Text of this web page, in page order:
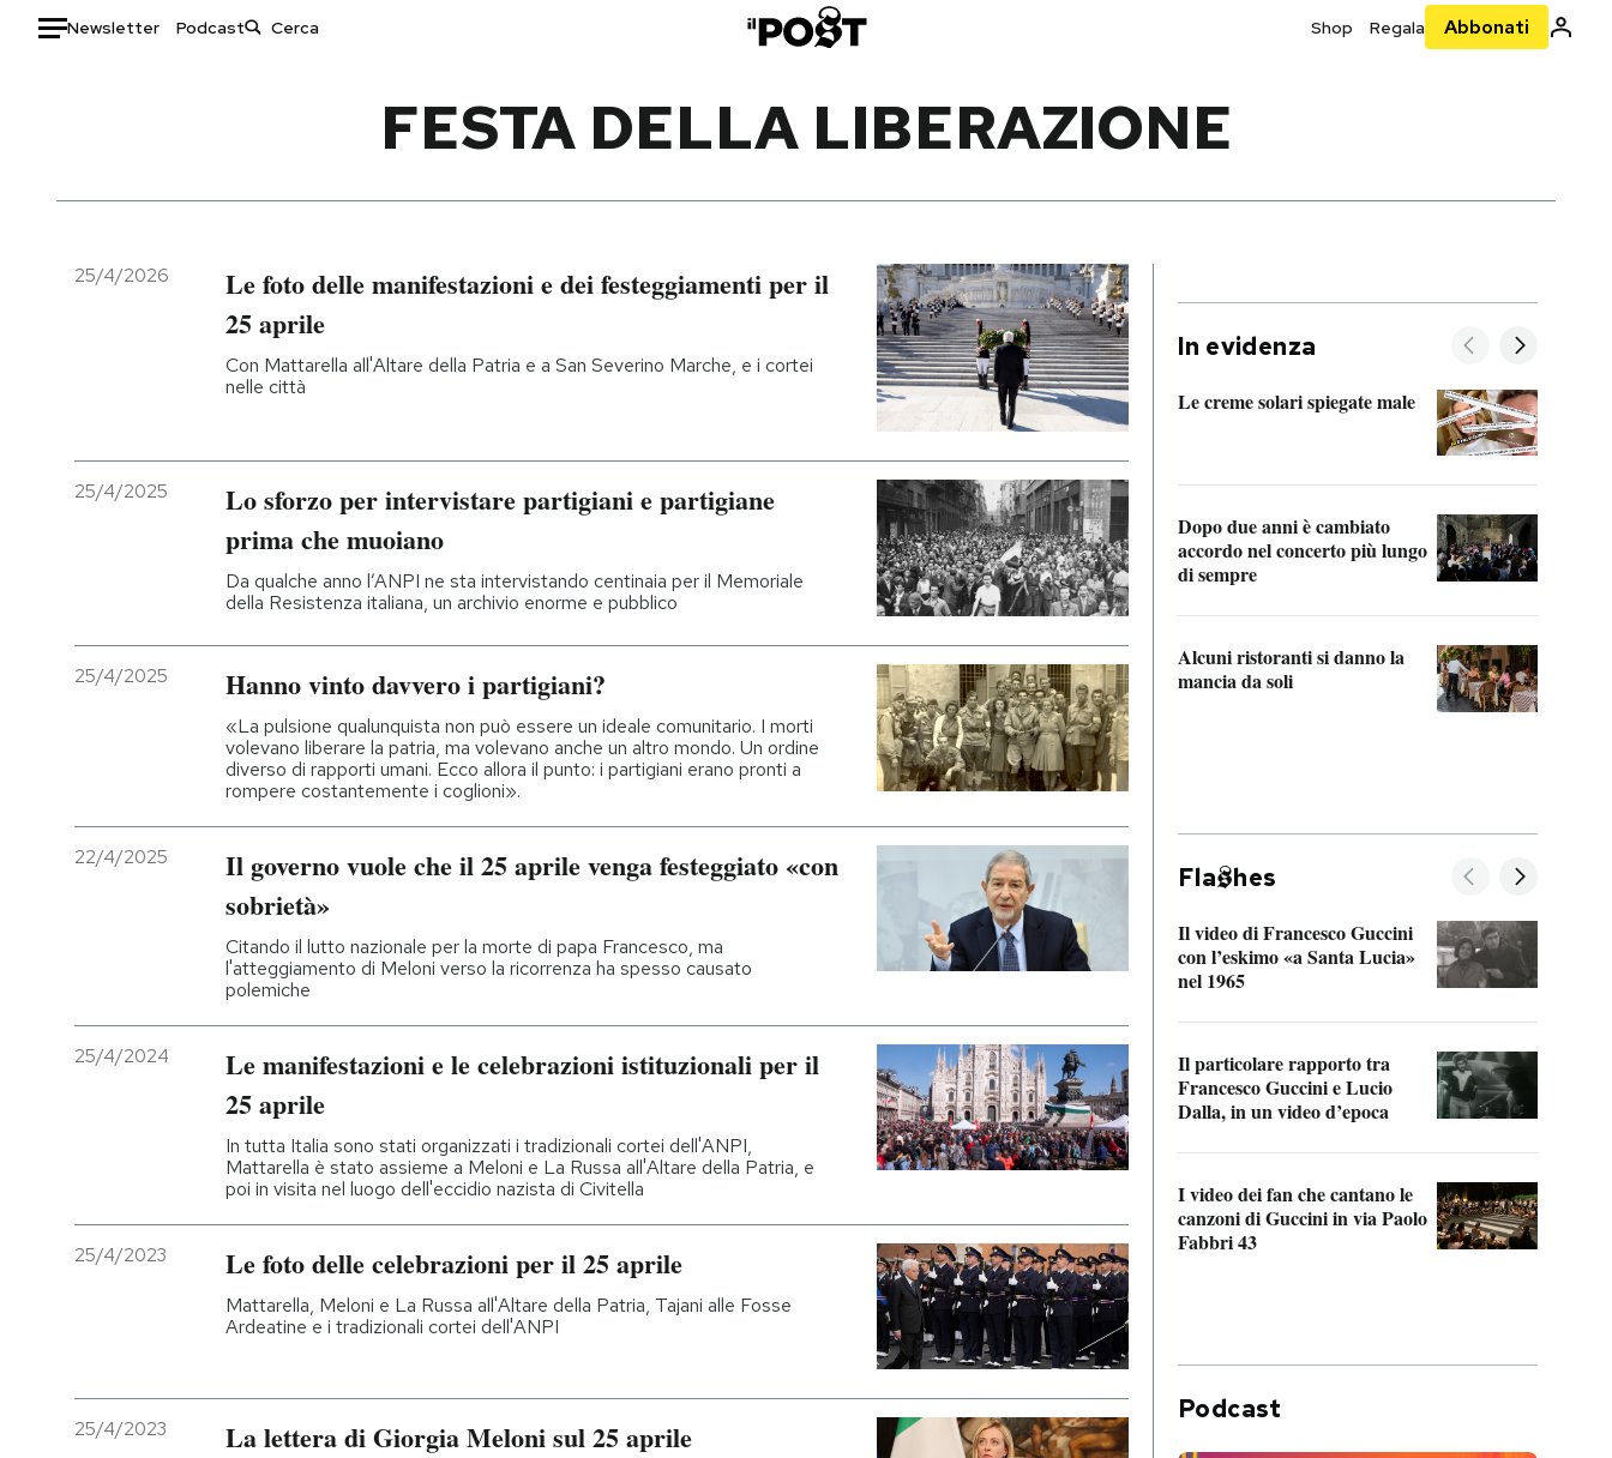
Newsletter Podcast Shop Regala Abbonati
Italia
Politica
Moda
Ok Boomer!
Media
NEWSLETTER
I MIEI PREFERITI
SHOP
AREA PERSONALE
Entra
FESTA DELLA LIBERAZIONE
25/4/2026
Le foto delle manifestazioni e dei festeggiamenti per il
25 aprile
Con Mattarella all'Altare della Patria e a San Severino Marche, e i cortei
nelle città
25/4/2025
Lo sforzo per intervistare partigiani e partigiane
prima che muoiano
Da qualche anno l’ANPI ne sta intervistando centinaia per il Memoriale
della Resistenza italiana, un archivio enorme e pubblico
25/4/2025 Hanno vinto davvero i partigiani?
«La pulsione qualunquista non può essere un ideale comunitario. I morti
volevano liberare la patria, ma volevano anche un altro mondo. Un ordine
diverso di rapporti umani. Ecco allora il punto: i partigiani erano pronti a
rompere costantemente i coglioni».
22/4/2025
Il governo vuole che il 25 aprile venga festeggiato «con
sobrietà»
Citando il lutto nazionale per la morte di papa Francesco, ma
l'atteggiamento di Meloni verso la ricorrenza ha spesso causato
polemiche
25/4/2024
Le manifestazioni e le celebrazioni istituzionali per il
25 aprile
In tutta Italia sono stati organizzati i tradizionali cortei dell'ANPI,
Mattarella è stato assieme a Meloni e La Russa all'Altare della Patria, e
poi in visita nel luogo dell'eccidio nazista di Civitella
25/4/2023 Le foto delle celebrazioni per il 25 aprile
Mattarella, Meloni e La Russa all'Altare della Patria, Tajani alle Fosse
Ardeatine e i tradizionali cortei dell'ANPI
25/4/2023 La lettera di Giorgia Meloni sul 25 aprile
In evidenza
Le creme solari spiegate male
Dopo due anni è cambiato
accordo nel concerto più lungo
di sempre
Alcuni ristoranti si danno la
mancia da soli
Fla hes
Il video di Francesco Guccini
con l’eskimo «a Santa Lucia»
nel 1965
Il particolare rapporto tra
Francesco Guccini e Lucio
Dalla, in un video d’epoca
I video dei fan che cantano le
canzoni di Guccini in via Paolo
Fabbri 43
Podcast